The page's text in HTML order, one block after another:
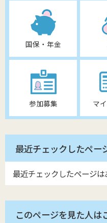
国保・年金
参加募集 マ
最近チェックしたペー
最近チェックしたページは
このページを見た人は